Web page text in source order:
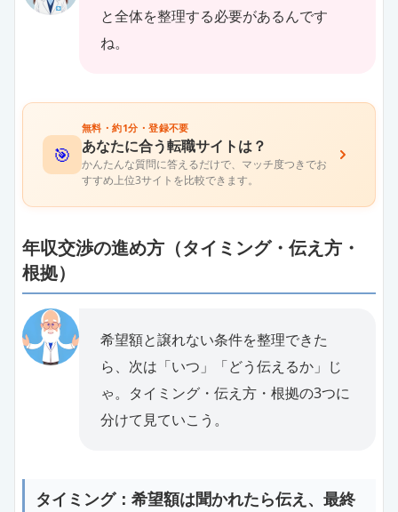
と全体を整理する必要があるんです
ね。
🎯
無料・約1分・登録不要
あなたに合う転職サイトは？
かんたんな質問に答えるだけで、マッチ度つきでお
すすめ上位3サイトを比較できます。
年収交渉の進め方（タイミング・伝え方・
根拠）
希望額と譲れない条件を整理できた
ら、次は「いつ」「どう伝えるか」じ
ゃ。タイミング・伝え方・根拠の3つに
分けて見ていこう。
タイミング：希望額は聞かれたら伝え、最終